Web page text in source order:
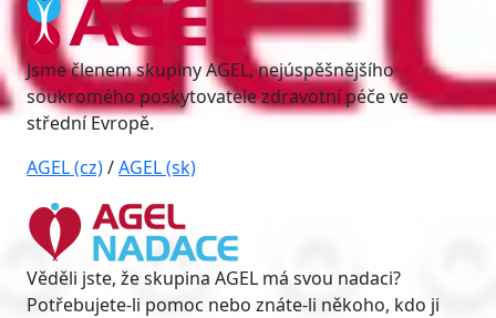
Jsme členem skupiny AGEL, nejúspěšnějšího
soukromého poskytovatele zdravotní péče ve
střední Evropě.
AGEL (cz)/AGEL (sk)
Věděli jste, že skupina AGEL má svou nadaci?
Potřebujete-li pomoc nebo znáte-li někoho, kdo ji